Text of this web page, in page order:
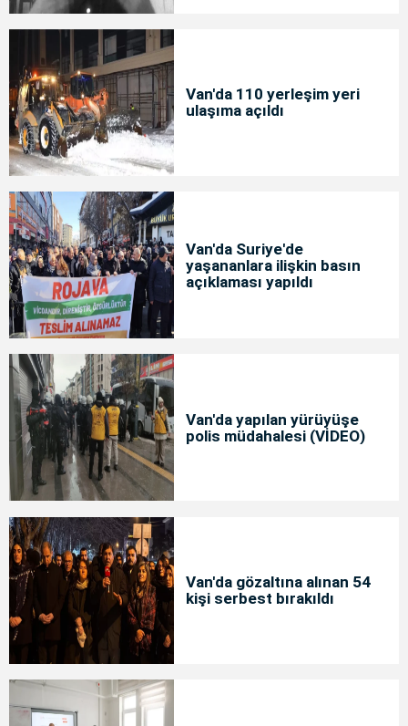
Van'da 110 yerleşim yeri
ulaşıma açıldı
Van'da Suriye'de
yaşananlara ilişkin basın
açıklaması yapıldı
Van'da yapılan yürüyüşe
polis müdahalesi (VİDEO)
Van'da gözaltına alınan 54
kişi serbest bırakıldı